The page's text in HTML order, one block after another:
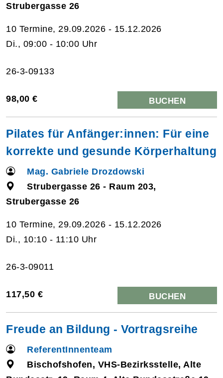
Strubergasse 26
10 Termine, 29.09.2026 - 15.12.2026
Di., 09:00 - 10:00 Uhr
26-3-09133
98,00 € BUCHEN
Pilates für Anfänger:innen: Für eine
korrekte und gesunde Körperhaltung
Mag. Gabriele Drozdowski
Strubergasse 26 - Raum 203,
Strubergasse 26
10 Termine, 29.09.2026 - 15.12.2026
Di., 10:10 - 11:10 Uhr
26-3-09011
117,50 € BUCHEN
Freude an Bildung - Vortragsreihe
ReferentInnenteam
Bischofshofen, VHS-Bezirksstelle, Alte